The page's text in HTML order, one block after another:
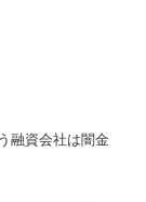
融資会社は闇金